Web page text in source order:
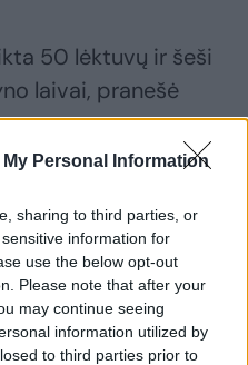
Personal Information
sharing to third parties, or
information for
use the below opt-out
Please note that after your
may continue seeing
information utilized by
to third parties prior to
50 lėktuvų ir šeši
laivai, pranešė
Didžiosios
patrulinis laivas
pranešė Taivano